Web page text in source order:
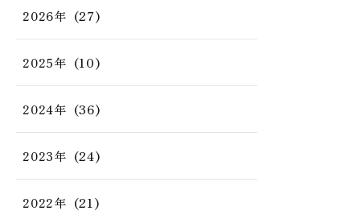
2026年 (27)
2025年 (10)
2024年 (36)
2023年 (24)
2022年 (21)